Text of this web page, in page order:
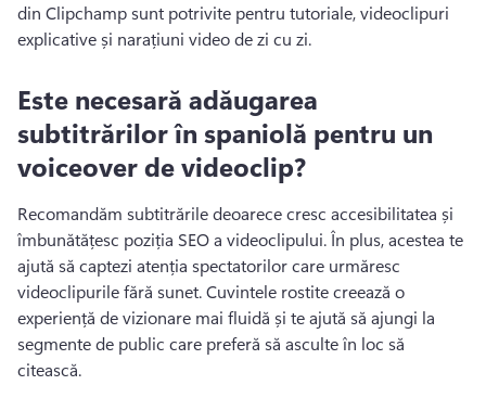
din Clipchamp sunt potrivite pentru tutoriale, videoclipuri
explicative și narațiuni video de zi cu zi.
Este necesară adăugarea
subtitrărilor în spaniolă pentru un
voiceover de videoclip?
Recomandăm subtitrările deoarece cresc accesibilitatea și
îmbunătățesc poziția SEO a videoclipului. În plus, acestea te
ajută să captezi atenția spectatorilor care urmăresc
videoclipurile fără sunet. Cuvintele rostite creează o
experiență de vizionare mai fluidă și te ajută să ajungi la
segmente de public care preferă să asculte în loc să
citească.